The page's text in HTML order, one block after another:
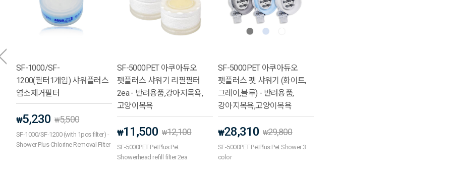
SF-1000/SF-
1200(필터1개입) 샤워플러스
염소제거필터
₩5,230 ₩5,500
SF-1000/SF-1200 (with 1pcs filter) -
Shower Plus Chlorine Removal Filter
SF-5000PET 아쿠아듀오
펫플러스 샤워기 리필필터
2ea - 반려용품,강아지목욕,
고양이목욕
₩11,500 ₩12,100
SF-5000PET PetPlus Pet
Showerhead refill filter 2ea
SF-5000PET 아쿠아듀오
펫플러스 펫 샤워기 (화이트,
그레이,블루) - 반려용품,
강아지목욕,고양이목욕
₩28,310 ₩29,800
SF-5000PET PetPlus Pet Shower 3
color